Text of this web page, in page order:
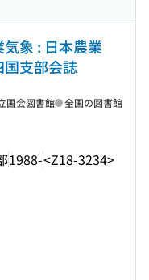
象 : 日本農業
支部会誌
1988-<Z18-3234>
国会図書館 全国の図書館